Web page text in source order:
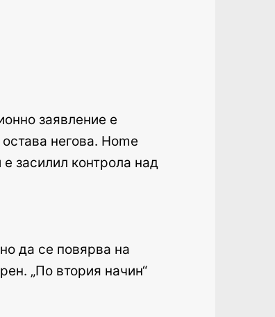
заявление е
негова. Home
засилил контрола над
да се повярва на
„По втория начин“